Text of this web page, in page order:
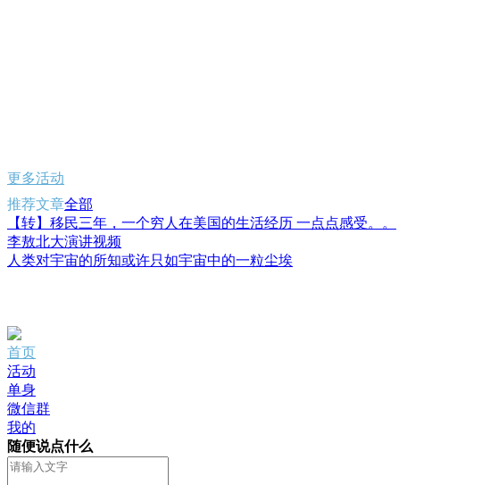
更多活动
推荐文章全部
【转】移民三年，一个穷人在美国的生活经历 一点点感受。。
李敖北大演讲视频
人类对宇宙的所知或许只如宇宙中的一粒尘埃
首页
活动
单身
微信群
我的
随便说点什么